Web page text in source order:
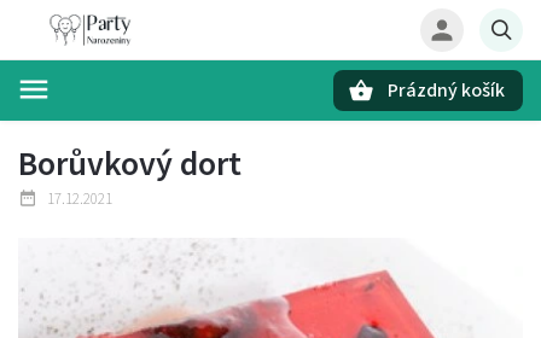
Prázdný košík
Borůvkový dort
17.12.2021